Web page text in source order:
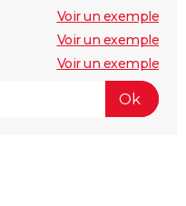
Voir un exemple
Voir un exemple
Voir un exemple